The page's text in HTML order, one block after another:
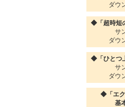
ダウ
◆「超時短
サ
ダウ
◆「ひとつ
サ
ダウ
◆「エク
基